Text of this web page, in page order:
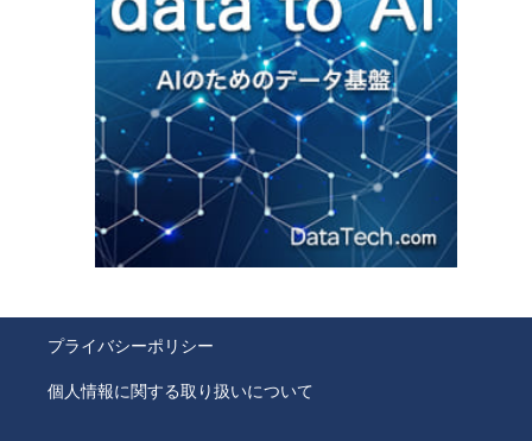
プライバシーポリシー
個人情報に関する取り扱いについて